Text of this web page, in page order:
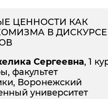
ЦЕННОСТИ КАК
В ДИСКУРСЕ
Сергеевна, 1
факультет
Воронежский
университет